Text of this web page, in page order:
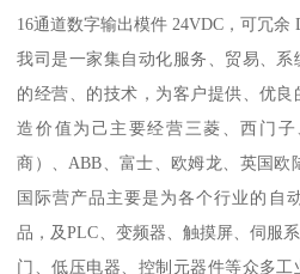
16通道数字输出模件 24VDC，可冗余
我司是一家集自动化服务、贸易、
的经营、的技术，为客户提供、优
造价值为己主要经营三菱、西门
商）、ABB、富士、欧姆龙、英国欧
国际营产品主要是为各个行业的自
品，及PLC、变频器、触摸屏、伺服
门、低压电器、控制元器件等众多